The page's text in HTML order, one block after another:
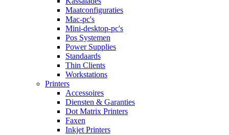
Maatconfiguraties
Mac-pc's
Mini-desktop-pc's
Pos Systemen
Power Supplies
Standaards
Thin Clients
Workstations
Printers
Accessoires
Diensten & Garanties
Dot Matrix Printers
Faxen
Inkjet Printers